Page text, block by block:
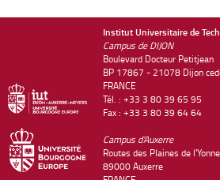
Institut Universitaire de
Campus de DIJON
Boulevard Docteur Petitjean
BP 17867 - 21078 Dijon
FRANCE
Tél. : +33 3 80 39 65 95
Fax : +33 3 80 39 64 64
Campus d'Auxerre
Routes des Plaines de l'Yonne
89000 Auxerre